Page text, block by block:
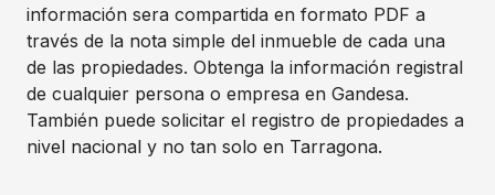
información sera compartida en formato PDF a
través de la nota simple del inmueble de cada una
de las propiedades. Obtenga la información registral
de cualquier persona o empresa en Gandesa.
También puede solicitar el registro de propiedades a
nivel nacional y no tan solo en Tarragona.